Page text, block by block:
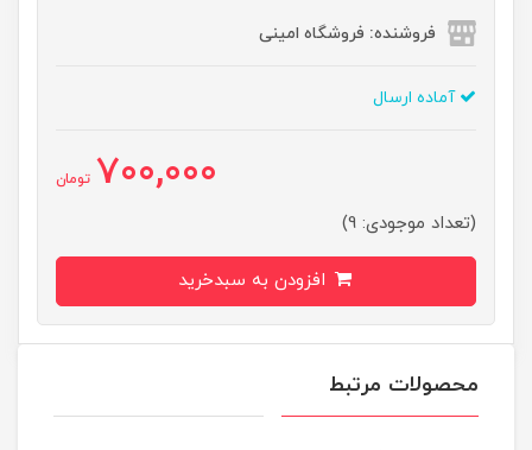
فروشنده: فروشگاه امینی
آماده ارسال
700,000 تومان
(تعداد موجودی: 9)
محصولات مرتبط